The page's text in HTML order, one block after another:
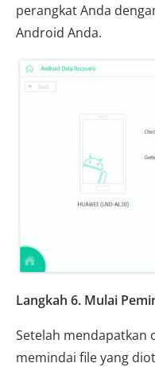
perangkat Anda
Android Anda.
Langkah 6. Mulai
Setelah mendapatkan
memindai file yang